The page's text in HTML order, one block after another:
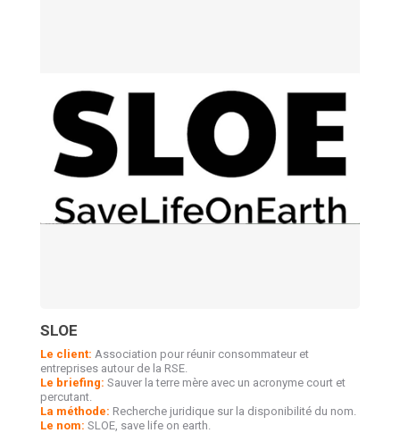
SLOE
Le client: Association pour réunir consommateur et
entreprises autour de la RSE.
Le briefing: Sauver la terre mère avec un acronyme court et
percutant.
La méthode: Recherche juridique sur la disponibilité du nom.
Le nom: SLOE, save life on earth.